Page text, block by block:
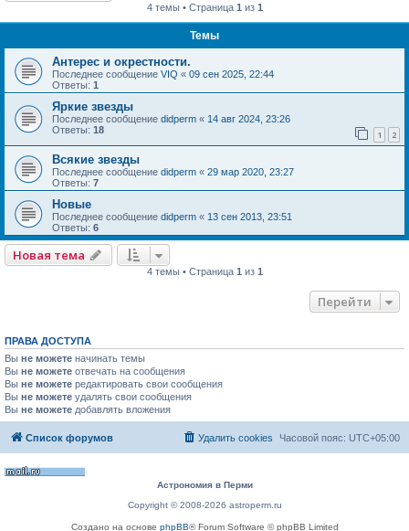
4 темы • Страница 1 из 1
Темы
Антерес и окрестности.
Последнее сообщение VIQ « 09 сен 2025, 22:44
Ответы: 1
Яркие звезды
Последнее сообщение didperm « 14 авг 2024, 23:26
Ответы: 18 1 2
Всякие звезды
Последнее сообщение didperm « 29 мар 2020, 23:27
Ответы: 7
Новые
Последнее сообщение didperm « 13 сен 2013, 23:51
Ответы: 6
Новая тема
4 темы • Страница 1 из 1
Перейти
ПРАВА ДОСТУПА
Вы не можете начинать темы
Вы не можете отвечать на сообщения
Вы не можете редактировать свои сообщения
Вы не можете удалять свои сообщения
Вы не можете добавлять вложения
Список форумов Часовой пояс: UTC+05:00
Удалить cookies
Астрономия в Перми
Copyright © 2008-2026 astroperm.ru
Создано на основе phpBB® Forum Software © phpBB Limited